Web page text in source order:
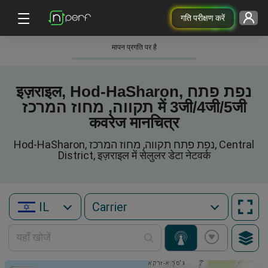
गति परीक्षण करें
मापन प्रगति पर है
इज़राइल, Hod-HaSharon, נפת פתח
תקווה, מחוז המרכז में 3जी/4जी/5जी
कवरेज मानचित्र
Hod-HaSharon, נפת פתח תקווה, מחוז המרכז, Central
District, इज़राइल में सेलुलर डेटा नेटवर्क
IL